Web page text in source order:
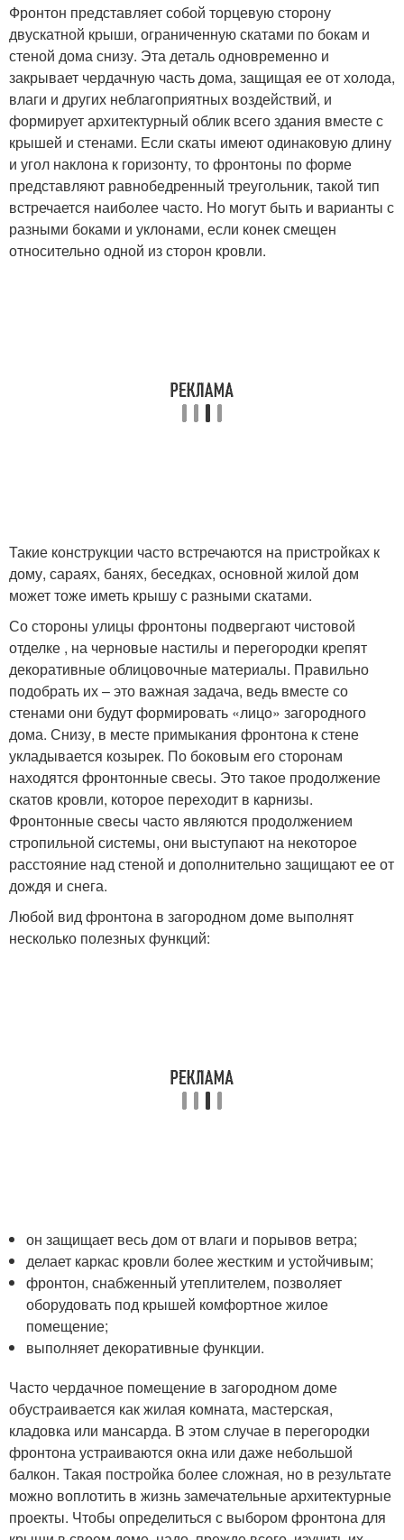
Фронтон представляет собой торцевую сторону
двускатной крыши, ограниченную скатами по бокам и
стеной дома снизу. Эта деталь одновременно и
закрывает чердачную часть дома, защищая ее от холода,
влаги и других неблагоприятных воздействий, и
формирует архитектурный облик всего здания вместе с
крышей и стенами. Если скаты имеют одинаковую длину
и угол наклона к горизонту, то фронтоны по форме
представляют равнобедренный треугольник, такой тип
встречается наиболее часто. Но могут быть и варианты с
разными боками и уклонами, если конек смещен
относительно одной из сторон кровли.
Такие конструкции часто встречаются на пристройках к
дому, сараях, банях, беседках, основной жилой дом
может тоже иметь крышу с разными скатами.
Со стороны улицы фронтоны подвергают чистовой
отделке , на черновые настилы и перегородки крепят
декоративные облицовочные материалы. Правильно
подобрать их – это важная задача, ведь вместе со
стенами они будут формировать «лицо» загородного
дома. Снизу, в месте примыкания фронтона к стене
укладывается козырек. По боковым его сторонам
находятся фронтонные свесы. Это такое продолжение
скатов кровли, которое переходит в карнизы.
Фронтонные свесы часто являются продолжением
стропильной системы, они выступают на некоторое
расстояние над стеной и дополнительно защищают ее от
дождя и снега.
Любой вид фронтона в загородном доме выполнят
несколько полезных функций:
он защищает весь дом от влаги и порывов ветра;
делает каркас кровли более жестким и устойчивым;
фронтон, снабженный утеплителем, позволяет
оборудовать под крышей комфортное жилое
помещение;
выполняет декоративные функции.
Часто чердачное помещение в загородном доме
обустраивается как жилая комната, мастерская,
кладовка или мансарда. В этом случае в перегородки
фронтона устраиваются окна или даже небольшой
балкон. Такая постройка более сложная, но в результате
можно воплотить в жизнь замечательные архитектурные
проекты. Чтобы определиться с выбором фронтона для